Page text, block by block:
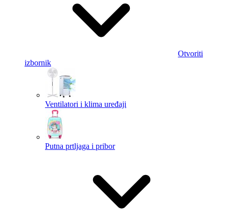
Otvoriti
izbornik
Ventilatori i klima uređaji
Putna prtljaga i pribor